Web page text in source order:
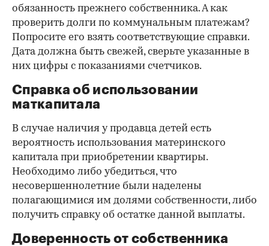
обязанность прежнего собственника. А как
проверить долги по коммунальным платежам?
Попросите его взять соответствующие справки.
Дата должна быть свежей, сверьте указанные в
них цифры с показаниями счетчиков.
Справка об использовании
маткапитала
В случае наличия у продавца детей есть
вероятность использования материнского
капитала при приобретении квартиры.
Необходимо либо убедиться, что
несовершеннолетние были наделены
полагающимися им долями собственности, либо
получить справку об остатке данной выплаты.
Доверенность от собственника